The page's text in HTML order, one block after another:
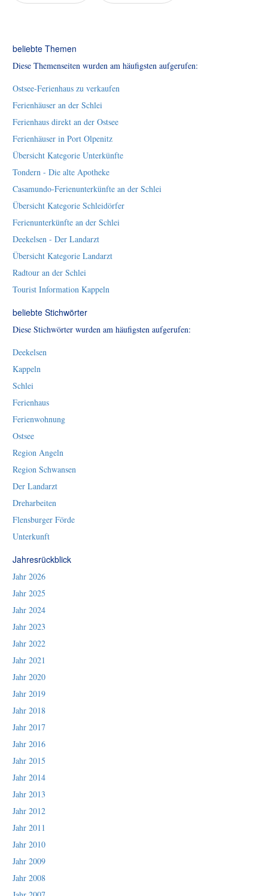
beliebte Themen
Diese Themenseiten wurden am häufigsten aufgerufen:
Ostsee-Ferienhaus zu verkaufen
Ferienhäuser an der Schlei
Ferienhaus direkt an der Ostsee
Ferienhäuser in Port Olpenitz
Übersicht Kategorie Unterkünfte
Tondern - Die alte Apotheke
Casamundo-Ferienunterkünfte an der Schlei
Übersicht Kategorie Schleidörfer
Ferienunterkünfte an der Schlei
Deekelsen - Der Landarzt
Übersicht Kategorie Landarzt
Radtour an der Schlei
Tourist Information Kappeln
beliebte Stichwörter
Diese Stichwörter wurden am häufigsten aufgerufen:
Deekelsen
Kappeln
Schlei
Ferienhaus
Ferienwohnung
Ostsee
Region Angeln
Region Schwansen
Der Landarzt
Dreharbeiten
Flensburger Förde
Unterkunft
Jahresrückblick
Jahr 2026
Jahr 2025
Jahr 2024
Jahr 2023
Jahr 2022
Jahr 2021
Jahr 2020
Jahr 2019
Jahr 2018
Jahr 2017
Jahr 2016
Jahr 2015
Jahr 2014
Jahr 2013
Jahr 2012
Jahr 2011
Jahr 2010
Jahr 2009
Jahr 2008